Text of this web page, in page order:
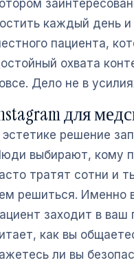
каждый день
пациента,
охвата
Дело не в
для
эстетике решение
выбирают, кому
тратят сотни и
решиться. Именно
заходит в ваш
как вы
ли вы